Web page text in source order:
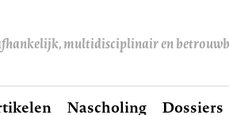
multidisciplinair en
Nascholing Dossiers